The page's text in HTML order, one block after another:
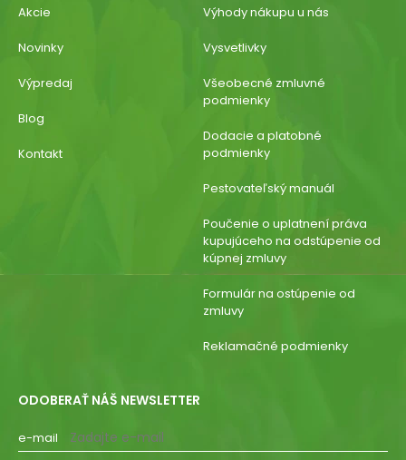
Akcie
Novinky
Výpredaj
Blog
Kontakt
Výhody nákupu u nás
Vysvetlivky
Všeobecné zmluvné
podmienky
Dodacie a platobné
podmienky
Pestovateľský manuál
Poučenie o uplatnení práva
kupujúceho na odstúpenie od
kúpnej zmluvy
Formulár na ostúpenie od
zmluvy
Reklamačné podmienky
ODOBERAŤ NÁŠ NEWSLETTER
e-mail